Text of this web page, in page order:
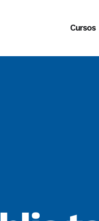
Cursos